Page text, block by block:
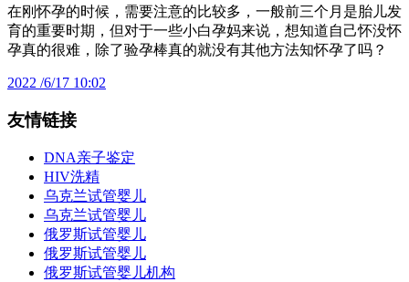
在刚怀孕的时候，需要注意的比较多，一般前三个月是胎儿发
育的重要时期，但对于一些小白孕妈来说，想知道自己怀没怀
孕真的很难，除了验孕棒真的就没有其他方法知怀孕了吗？
2022 /6/17 10:02
友情链接
DNA亲子鉴定
HIV洗精
乌克兰试管婴儿
乌克兰试管婴儿
俄罗斯试管婴儿
俄罗斯试管婴儿
俄罗斯试管婴儿机构